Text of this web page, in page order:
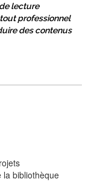
lecture
professionnel
des contenus
la bibliothèque